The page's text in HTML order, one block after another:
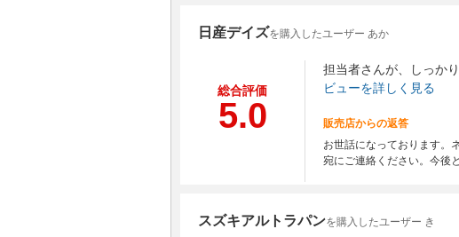
日産デイズを購入したユーザー あか
総合評価
5.0
担当者さんが、しっか
ビューを詳しく見る
販売店からの返答
お世話になっております。
宛にご連絡ください。今後
スズキアルトラパンを購入したユーザー き